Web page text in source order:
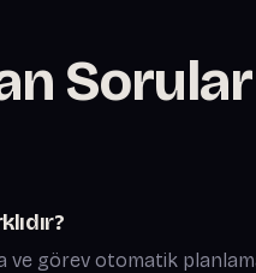
Sorular
ve görev otomatik